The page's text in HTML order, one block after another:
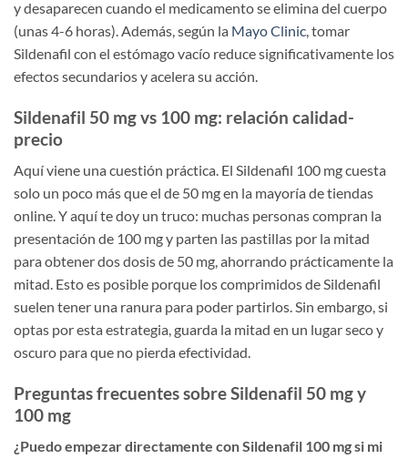
y desaparecen cuando el medicamento se elimina del cuerpo
(unas 4-6 horas). Además, según la Mayo Clinic , tomar
Sildenafil con el estómago vacío reduce significativamente los
efectos secundarios y acelera su acción.
Sildenafil 50 mg vs 100 mg: relación calidad-
precio
Aquí viene una cuestión práctica. El Sildenafil 100 mg cuesta
solo un poco más que el de 50 mg en la mayoría de tiendas
online. Y aquí te doy un truco: muchas personas compran la
presentación de 100 mg y parten las pastillas por la mitad
para obtener dos dosis de 50 mg, ahorrando prácticamente la
mitad. Esto es posible porque los comprimidos de Sildenafil
suelen tener una ranura para poder partirlos. Sin embargo, si
optas por esta estrategia, guarda la mitad en un lugar seco y
oscuro para que no pierda efectividad.
Preguntas frecuentes sobre Sildenafil 50 mg y
100 mg
¿Puedo empezar directamente con Sildenafil 100 mg si mi